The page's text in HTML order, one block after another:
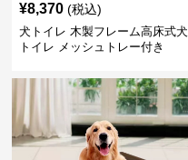
¥8,370 (税込)
犬トイレ 木製フレーム高床式犬
トイレ メッシュトレー付き